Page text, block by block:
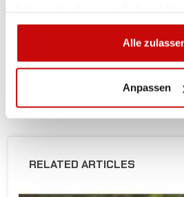
gesammelt haben.
Alle
Anpassen
KOSTENLOSER
ALLE
SHOP WERDEN
POLENS KOSTENLOS
RELATED ARTICLES